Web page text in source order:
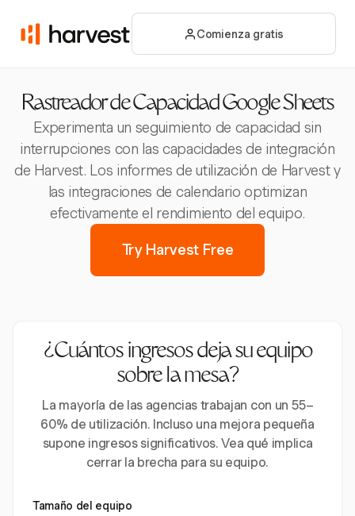
Comienza gratis
Rastreador de Capacidad Google Sheets
Experimenta un seguimiento de capacidad sin
interrupciones con las capacidades de integración
de Harvest. Los informes de utilización de Harvest y
las integraciones de calendario optimizan
efectivamente el rendimiento del equipo.
Try Harvest Free
¿Cuántos ingresos deja su equipo
sobre la mesa?
La mayoría de las agencias trabajan con un 55–
60% de utilización. Incluso una mejora pequeña
supone ingresos significativos. Vea qué implica
cerrar la brecha para su equipo.
Tamaño del equipo